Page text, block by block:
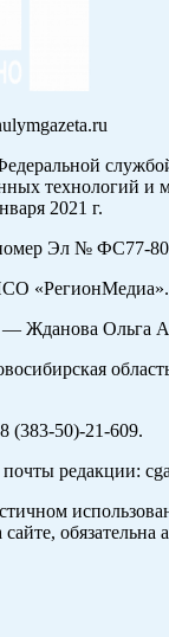
технологий и
2021 г.
Эл № ФС77-
«РегионМедиа».
Жданова Ольга
(383-50)-21-609.
редакции:
обязательна